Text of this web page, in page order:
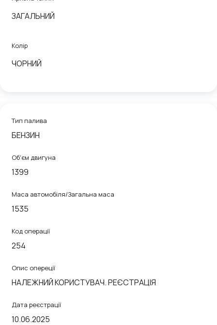
ЗАГАЛЬНИЙ
Колір
ЧОРНИЙ
Тип палива
БЕНЗИН
Об'єм двигуна
1399
Маса автомобіля/Загальна маса
1535
Код операції
254
Опис опереції
НАЛЕЖНИЙ КОРИСТУВАЧ. РЕЄСТРАЦІЯ
Дата реєстрації
10.06.2025